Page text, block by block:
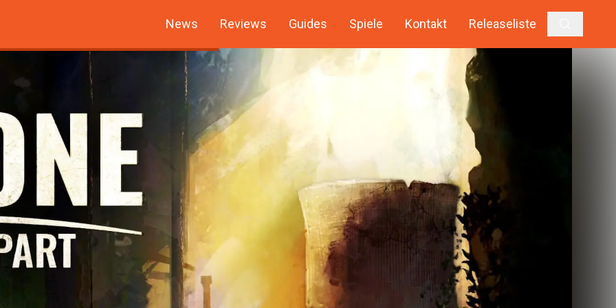
News Reviews Guides Spiele Kontakt Releaseliste